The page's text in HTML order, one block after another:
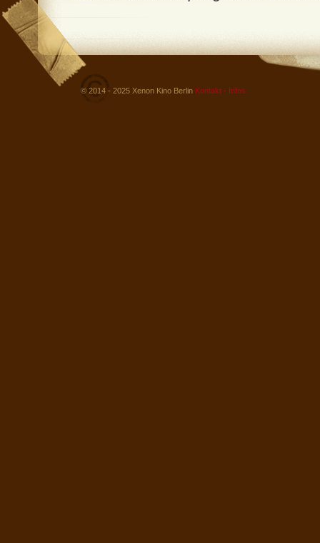
© 2014 - 2025 Xenon Kino Berlin Kontakt - Infos